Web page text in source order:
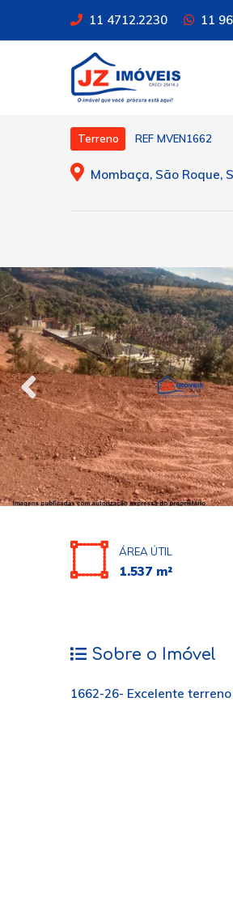
11 4712.2230 11
Terreno REF MVEN1662
Mombaça, São Roque,
ÁREA ÚTIL
1.537 m²
Sobre o Imóvel
1662-26- Excelente